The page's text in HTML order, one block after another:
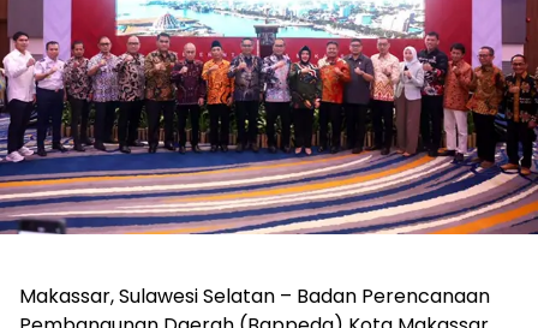
Makassar, Sulawesi Selatan – Badan Perencanaan